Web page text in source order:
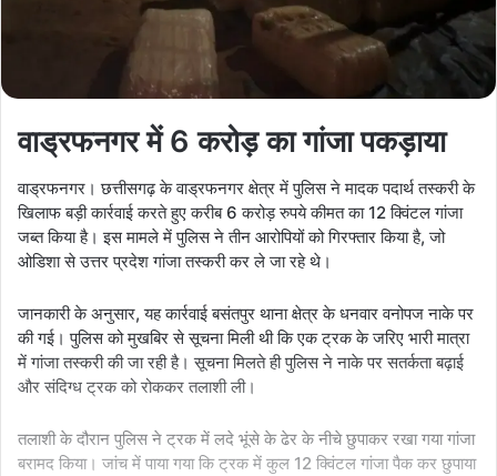
वाड्रफनगर में 6 करोड़ का गांजा पकड़ाया
वाड्रफनगर। छत्तीसगढ़ के वाड्रफनगर क्षेत्र में पुलिस ने मादक पदार्थ तस्करी के
खिलाफ बड़ी कार्रवाई करते हुए करीब 6 करोड़ रुपये कीमत का 12 क्विंटल गांजा
जब्त किया है। इस मामले में पुलिस ने तीन आरोपियों को गिरफ्तार किया है, जो
ओडिशा से उत्तर प्रदेश गांजा तस्करी कर ले जा रहे थे।
जानकारी के अनुसार, यह कार्रवाई बसंतपुर थाना क्षेत्र के धनवार वनोपज नाके पर
की गई। पुलिस को मुखबिर से सूचना मिली थी कि एक ट्रक के जरिए भारी मात्रा
में गांजा तस्करी की जा रही है। सूचना मिलते ही पुलिस ने नाके पर सतर्कता बढ़ाई
और संदिग्ध ट्रक को रोककर तलाशी ली।
तलाशी के दौरान पुलिस ने ट्रक में लदे भूंसे के ढेर के नीचे छुपाकर रखा गया गांजा
बरामद किया। जांच में पाया गया कि ट्रक में कुल 12 क्विंटल गांजा पैक कर छुपाया